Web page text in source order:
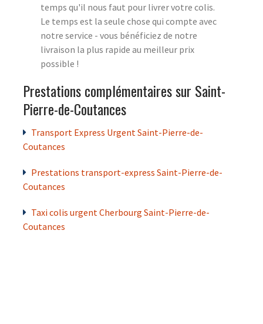
temps qu'il nous faut pour livrer votre colis.
Le temps est la seule chose qui compte avec
notre service - vous bénéficiez de notre
livraison la plus rapide au meilleur prix
possible !
Prestations complémentaires sur Saint-
Pierre-de-Coutances
Transport Express Urgent Saint-Pierre-de-
Coutances
Prestations transport-express Saint-Pierre-de-
Coutances
Taxi colis urgent Cherbourg Saint-Pierre-de-
Coutances